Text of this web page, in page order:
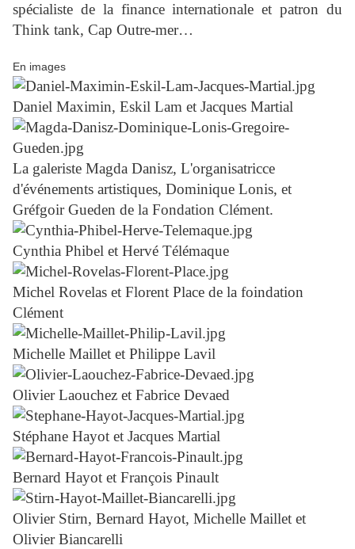
spécialiste de la finance internationale et patron du
Think tank, Cap Outre-mer…
En images
Daniel Maximin, Eskil Lam et Jacques Martial
La galeriste Magda Danisz, L'organisatricce
d'événements artistiques, Dominique Lonis, et
Gréfgoir Gueden de la Fondation Clément.
Cynthia Phibel et Hervé Télémaque
Michel Rovelas et Florent Place de la foindation
Clément
Michelle Maillet et Philippe Lavil
Olivier Laouchez et Fabrice Devaed
Stéphane Hayot et Jacques Martial
Bernard Hayot et François Pinault
Olivier Stirn, Bernard Hayot, Michelle Maillet et
Olivier Biancarelli